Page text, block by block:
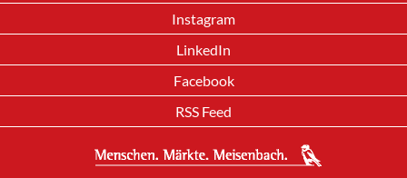
Instagram
LinkedIn
Facebook
RSS Feed